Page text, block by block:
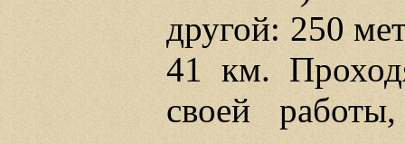
другой: 250
41 км.
своей